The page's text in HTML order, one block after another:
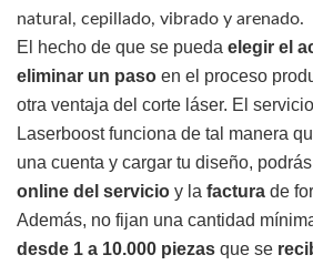
natural, cepillado, vibrado y arenado.
El hecho de que se pueda elegir el
eliminar un paso en el proceso
otra ventaja del corte láser. El
Laserboost funciona de tal manera
una cuenta y cargar tu diseño,
online del servicio y la factura de
Además, no fijan una cantidad
desde 1 a 10.000 piezas que se